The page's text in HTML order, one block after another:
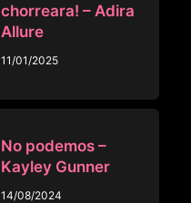
chorreara! – Adira
Allure
11/01/2025
No podemos –
Kayley Gunner
14/08/2024